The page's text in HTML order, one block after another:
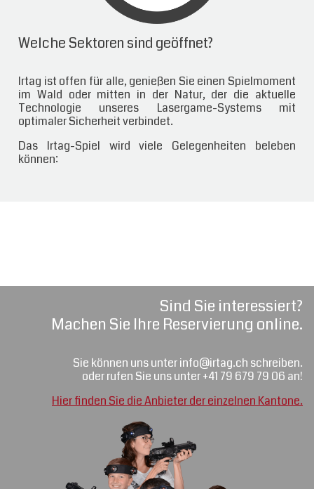
Welche Sektoren sind geöffnet?
Irtag ist offen für alle, genießen Sie einen Spielmoment
im Wald oder mitten in der Natur, der die aktuelle
Technologie unseres Lasergame-Systems mit
optimaler Sicherheit verbindet.
Das Irtag-Spiel wird viele Gelegenheiten beleben
können:
Sind Sie interessiert?
Machen Sie Ihre Reservierung online.
Sie können uns unter info@irtag.ch schreiben.
oder rufen Sie uns unter +41 79 679 79 06 an!
Hier finden Sie die Anbieter der einzelnen Kantone.